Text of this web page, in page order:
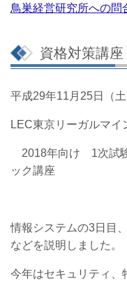
鳥巣経営研究所への問
資格対策講
平成29年11月25日（土
LEC東京リーガルマイ
2018年向け 1次試
ック講座
情報システムの3日目
などを説明しました。
今年はセキュリティ、